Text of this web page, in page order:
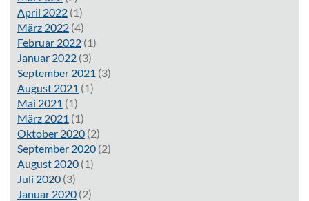
April 2022 (1)
März 2022 (4)
Februar 2022 (1)
Januar 2022 (3)
September 2021 (3)
August 2021 (1)
Mai 2021 (1)
März 2021 (1)
Oktober 2020 (2)
September 2020 (2)
August 2020 (1)
Juli 2020 (3)
Januar 2020 (2)